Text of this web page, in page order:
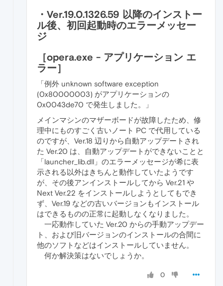
・Ver.19.0.1326.59 以降のインストー
ル後、初回起動時のエラーメッセー
ジ
［opera.exe - アプリケーション エ
ラー］
「例外 unknown software exception
(0x80000003) がアプリケーションの
0x0043de70 で発生しました。」
メインマシンのマザーボードが故障したため、修
理中にものすごく古いノート PC で代用している
のですが、Ver.18 辺りから自動アップデートされ
た Ver.20 は、自動アップデートができないことと
「launcher_lib.dll」のエラーメッセージが希に表
示される以外はきちんと動作していたようです
が、その後アンインストールしてから Ver.21 や
Next Ver.22 をインストールしようとしてもでき
ず、Ver.19 などの古いバージョンもインストール
はできるものの正常に起動しなくなりました。
一応動作していた Ver.20 からの手動アップデー
ト、および旧バージョンのインストールの合間に
他のソフトなどはインストールしていません。
何か解決策はないでしょうか。
0